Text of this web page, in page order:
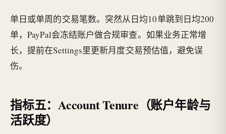
单日或单周的交易笔数。突然从日均10单跳到日均200
单，PayPal会冻结账户做合规审查。如果业务正常增
长，提前在Settings里更新月度交易预估值，避免误
伤。
指标五：Account Tenure（账户年龄与
活跃度）